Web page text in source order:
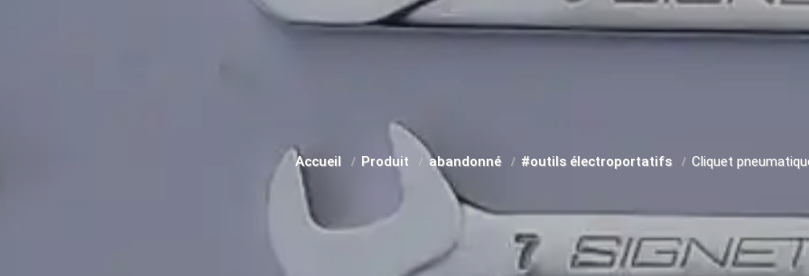
Accueil Produit abandonné #outils électroportatifs Cliquet